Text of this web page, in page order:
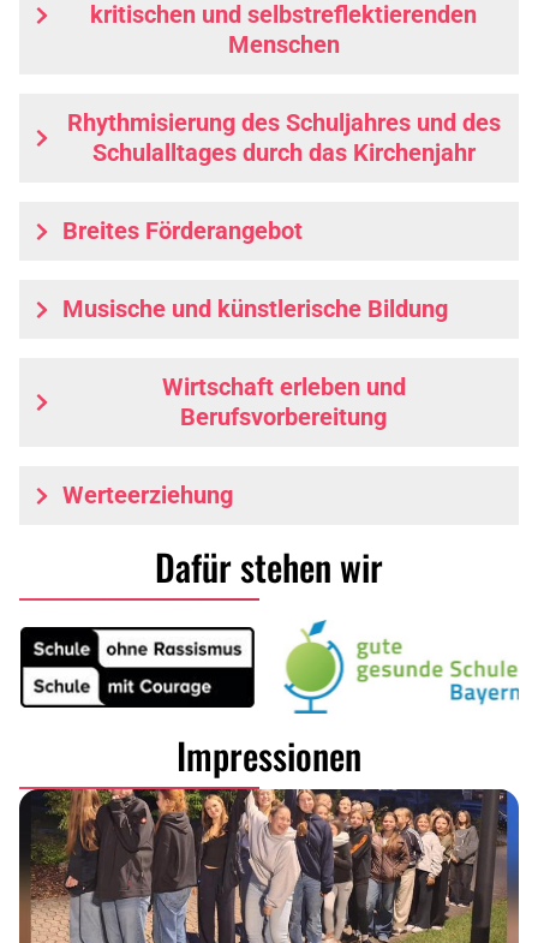
kritischen und selbstreflektierenden
Menschen
Rhythmisierung des Schuljahres und des
Schulalltages durch das Kirchenjahr
Breites Förderangebot
Musische und künstlerische Bildung
Wirtschaft erleben und
Berufsvorbereitung
Werteerziehung
Dafür stehen wir
Impressionen